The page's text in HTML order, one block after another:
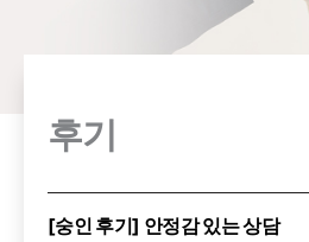
후기
[숭인 후기] 안정감 있는 상담